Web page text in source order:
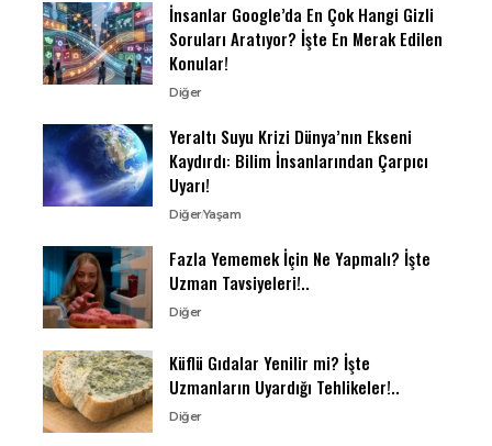
İnsanlar Google’da En Çok Hangi Gizli
Soruları Aratıyor? İşte En Merak Edilen
Konular!
Diğer
Yeraltı Suyu Krizi Dünya’nın Ekseni
Kaydırdı: Bilim İnsanlarından Çarpıcı
Uyarı!
DiğerYaşam
Fazla Yememek İçin Ne Yapmalı? İşte
Uzman Tavsiyeleri!..
Diğer
Küflü Gıdalar Yenilir mi? İşte
Uzmanların Uyardığı Tehlikeler!..
Diğer